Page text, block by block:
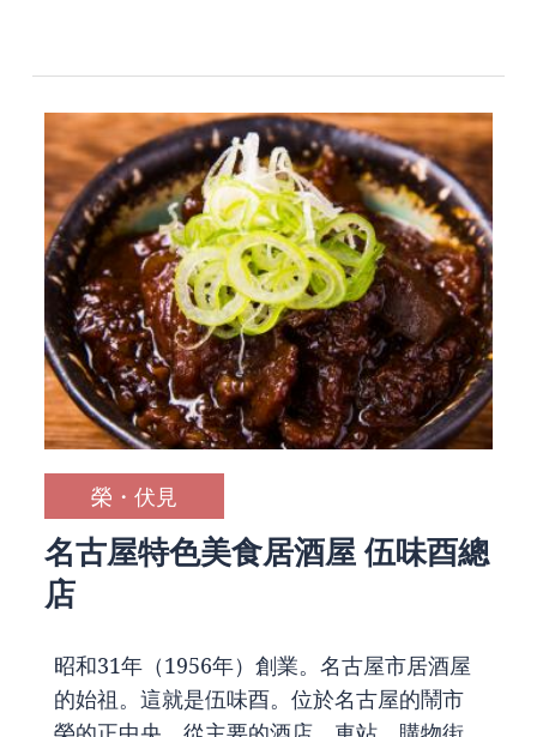
榮・伏見
名古屋特色美食居酒屋 伍味酉總
店
昭和31年（1956年）創業。名古屋市居酒屋
的始祖。這就是伍味酉。位於名古屋的鬧市